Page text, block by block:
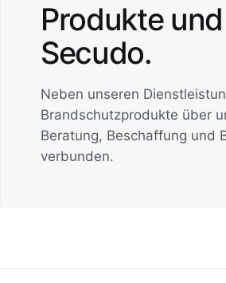
Produkte
Secudo.
Neben unseren
Brandschutzprodukte über
Beratung, Beschaffung und
verbunden.